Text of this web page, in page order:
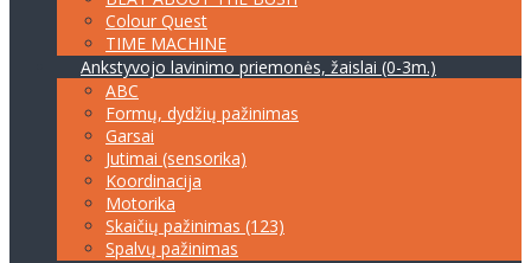
Colour Quest
TIME MACHINE
Ankstyvojo lavinimo priemonės, žaislai (0-3m.)
ABC
Formų, dydžių pažinimas
Garsai
Jutimai (sensorika)
Koordinacija
Motorika
Skaičių pažinimas (123)
Spalvų pažinimas